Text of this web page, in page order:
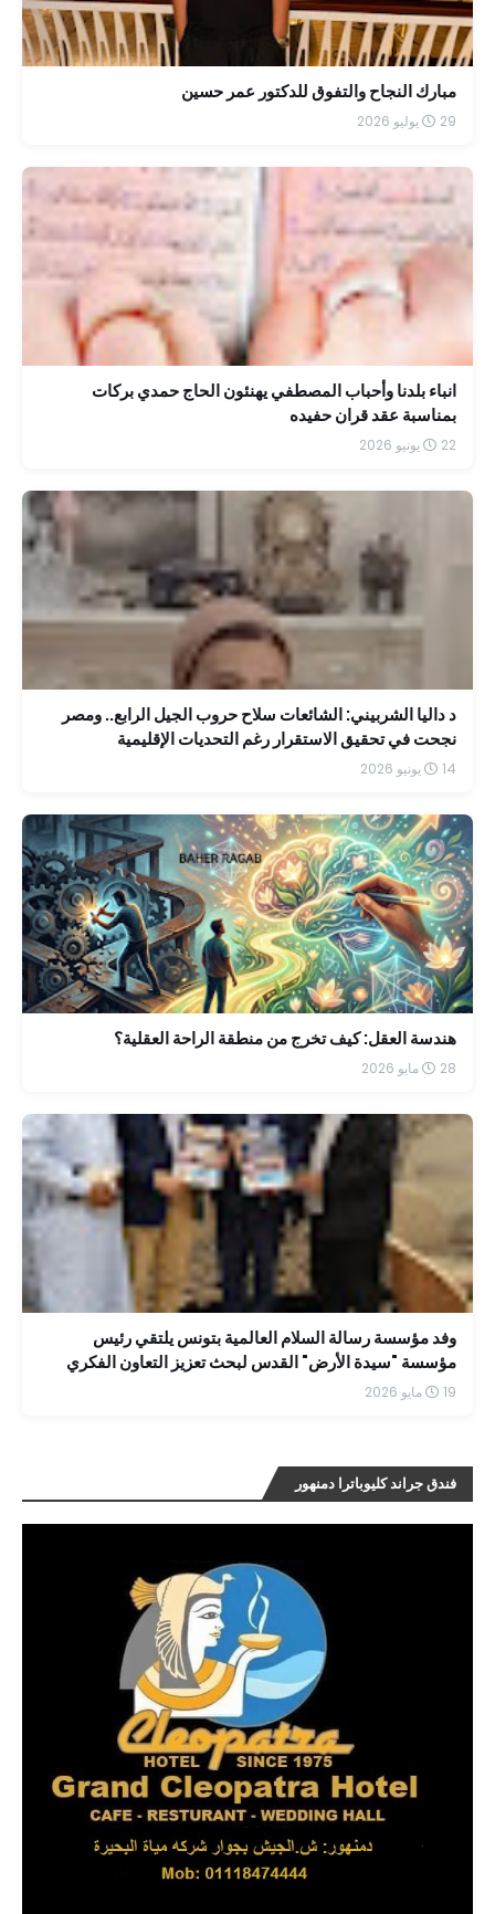
مبارك النجاح والتفوق للدكتور عمر حسين
29 يوليو 2026
انباء بلدنا وأحباب المصطفي يهنئون الحاج حمدي بركات
بمناسبة عقد قران حفيده
22 يونيو 2026
د داليا الشربيني: الشائعات سلاح حروب الجيل الرابع.. ومصر
نجحت في تحقيق الاستقرار رغم التحديات الإقليمية
14 يونيو 2026
هندسة العقل: كيف تخرج من منطقة الراحة العقلية؟
28 مايو 2026
وفد مؤسسة رسالة السلام العالمية بتونس يلتقي رئيس
مؤسسة "سيدة الأرض" القدس لبحث تعزيز التعاون الفكري
19 مايو 2026
فندق جراند كليوباترا دمنهور